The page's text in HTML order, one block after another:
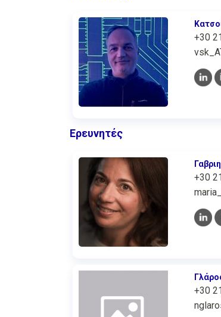
+30
Ερευνητές
+30
+30